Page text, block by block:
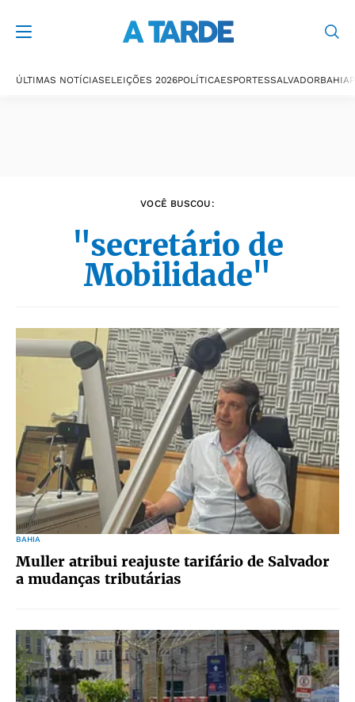
ÚLTIMAS NOTÍCIASELEIÇÕES 2026POLÍTICAESPORTESSALVADORBAHIA
VOCÊ BUSCOU:
"secretário de
Mobilidade"
BAHIA
Muller atribui reajuste tarifário de Salvador
a mudanças tributárias